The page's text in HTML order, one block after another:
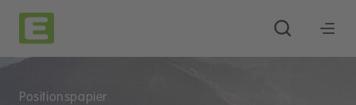
Positionspapier